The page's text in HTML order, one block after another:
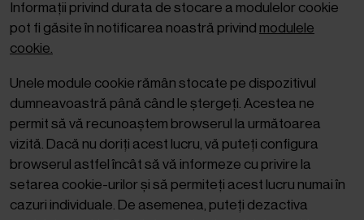
Informații privind durata de stocare a modulelor cookie
pot fi găsite în notificarea noastră privind modulele
cookie.
Unele module cookie rămân stocate pe dispozitivul
dumneavoastră până când le ștergeți. Acestea ne
permit să vă recunoaștem browserul la următoarea
vizită. Dacă nu doriți acest lucru, vă puteți configura
browserul astfel încât să vă informeze cu privire la
setarea cookie-urilor și să permiteți acest lucru numai în
cazuri individuale. De asemenea, puteți dezactiva